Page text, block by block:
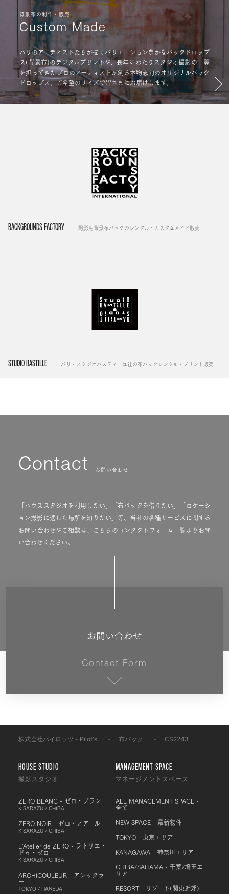
背景布の制作・販売
Custom Made
パリのアーティストたちが描くバリエーション豊かなバックドロップ
ス(背景布)のデジタルプリントや、長年にわたりスタジオ撮影の一翼
を担ってきたプロのアーティストが創る本物志向のオリジナルバック
ドロップス。ご希望のサイズで皆さまにお届けします。
BACKGROUNDS FACTORY 撮影用背景布バックのレンタル・カスタムメイド販売
STUDIO BASTILLE パリ・スタジオバスティーユ社の布バックレンタル・プリント販売
Contact お問い合わせ
「ハウススタジオを利用したい」「布バックを借りたい」「ロケーシ
ョン撮影に適した場所を知りたい」等、当社の各種サービスに関する
お問い合わせやご相談は、こちらのコンタクトフォーム一覧よりお問
い合わせください。
お問い合わせ
Contact Form
株式会社パイロッツ - Pilot's 布バック CS2243
HOUSE STUDIO
撮影スタジオ
ZERO BLANC - ゼロ・ブラン
KISARAZU / CHIBA
ZERO NOIR - ゼロ・ノアール
KISARAZU / CHIBA
L'Atelier de ZERO - ラトリエ・
ドゥ・ゼロ
KISARAZU / CHIBA
ARCHICOULEUR - アシックラ
ー
TOKYO / HANEDA
MANAGEMENT SPACE
マネージメントスペース
ALL MANAGEMENT SPACE -
全て
NEW SPACE - 最新物件
TOKYO - 東京エリア
KANAGAWA - 神奈川エリア
CHIBA/SAITAMA - 千葉/埼玉エ
リア
RESORT - リゾート(関東近郊)